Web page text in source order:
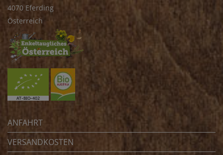
4070 Eferding
Österreich
ANFAHRT
VERSANDKOSTEN